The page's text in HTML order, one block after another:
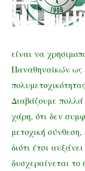
είναι να
Παναθηναϊκών ως
Διαβάζουμε
χάρη, ότι δεν
μετοχική
διότι έτσι
δυσχεραίνεται το